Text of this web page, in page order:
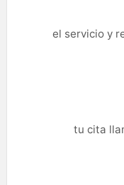
el servicio y
tu cita